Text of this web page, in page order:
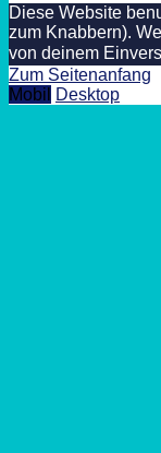
Diese Website
zum Knabbern).
von deinem
Zum Seitenanfang
Mobil
Desktop